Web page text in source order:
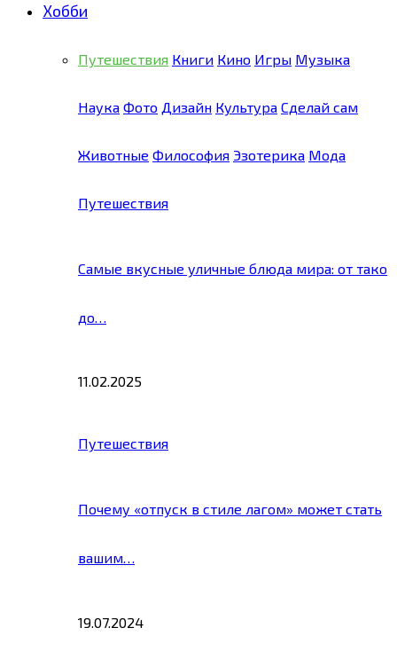
Хобби
Путешествия Книги Кино Игры Музыка
Наука Фото Дизайн Культура Сделай сам
Животные Философия Эзотерика Мода
Путешествия
Самые вкусные уличные блюда мира: от тако
до…
11.02.2025
Путешествия
Почему «отпуск в стиле лагом» может стать
вашим…
19.07.2024